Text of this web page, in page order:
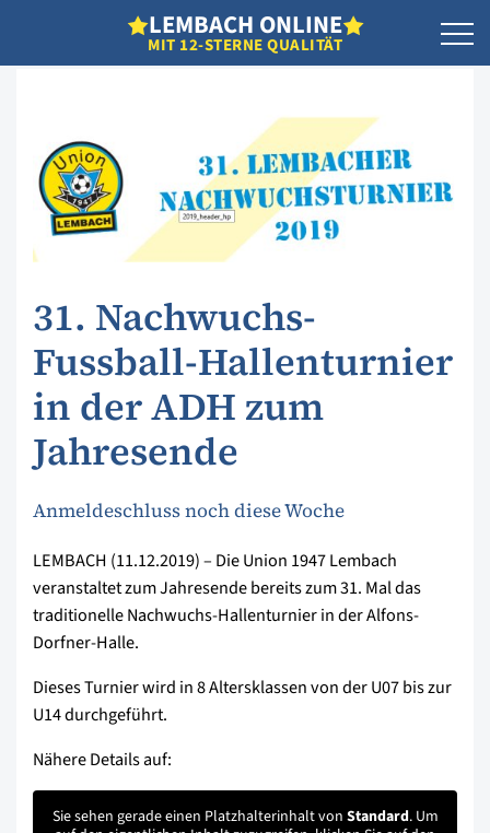
LEMBACH ONLINE
MIT 12-STERNE QUALITÄT
31. Nachwuchs-
Fussball-Hallenturnier
in der ADH zum
Jahresende
Anmeldeschluss noch diese Woche
LEMBACH (11.12.2019) – Die Union 1947 Lembach
veranstaltet zum Jahresende bereits zum 31. Mal das
traditionelle Nachwuchs-Hallenturnier in der Alfons-
Dorfner-Halle.
Dieses Turnier wird in 8 Altersklassen von der U07 bis zur
U14 durchgeführt.
Nähere Details auf:
Sie sehen gerade einen Platzhalterinhalt von Standard. Um